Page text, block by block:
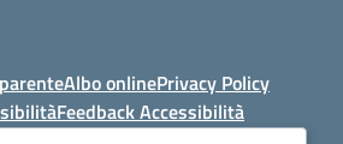
Albo onlinePrivacy Policy
Feedback Accessibilità